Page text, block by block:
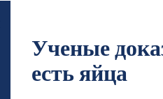
Ученые
есть яйца